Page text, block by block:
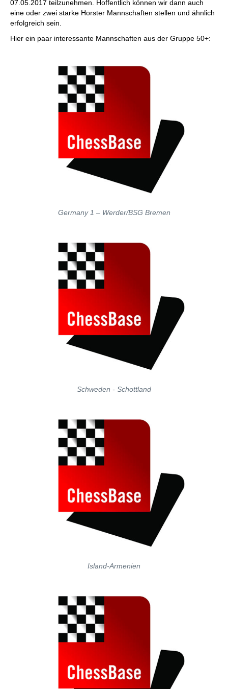
07.05.2017 teilzunehmen. Hoffentlich können wir dann auch
eine oder zwei starke Horster Mannschaften stellen und ähnlich
erfolgreich sein.
Hier ein paar interessante Mannschaften aus der Gruppe 50+:
Germany 1 – Werder/BSG Bremen
Schweden - Schottland
Island-Armenien